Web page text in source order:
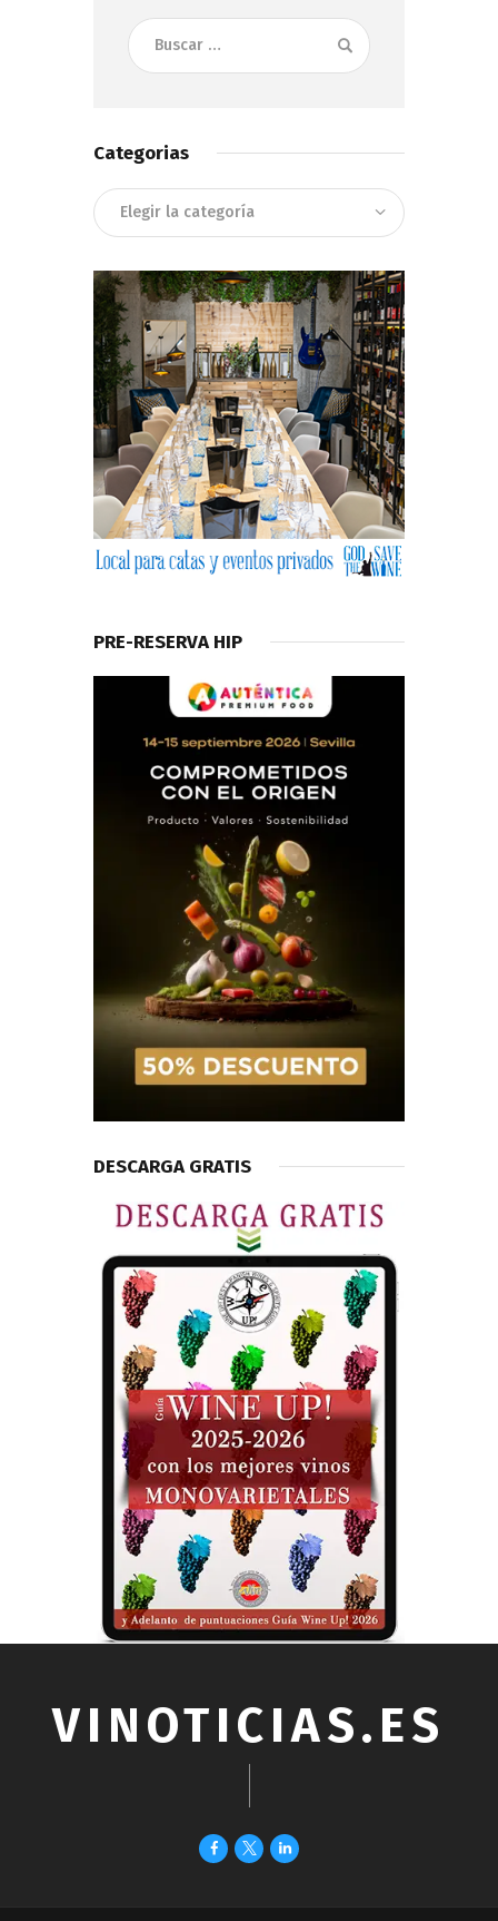
Buscar:
Categorias
Categorias
PRE-RESERVA HIP
DESCARGA GRATIS
VINOTICIAS.ES